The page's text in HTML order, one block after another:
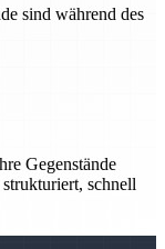
sind während des
Gegenstände
schnell